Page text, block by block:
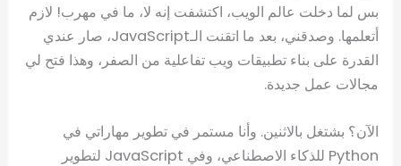
بس لما دخلت عالم الويب، اكتشفت إنه لا، ما في مهرب! لازم
أتعلمها. وصدقني، بعد ما اتقنت الـJavaScript، صار عندي
القدرة على بناء تطبيقات ويب تفاعلية من الصفر، وهذا فتح لي
مجالات عمل جديدة.
الآن؟ بشتغل بالاثنين. وأنا مستمر في تطوير مهاراتي في
Python للذكاء الاصطناعي، وفي JavaScript لتطوير